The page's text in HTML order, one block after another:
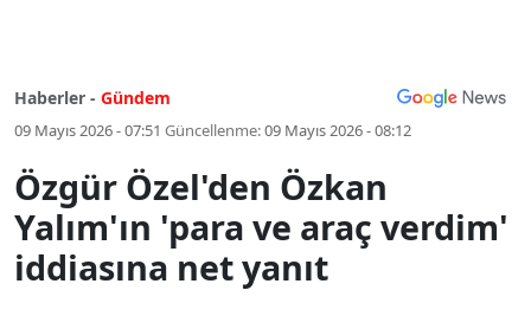
Haberler - Gündem
09 Mayıs 2026 - 07:51 Güncellenme:09 Mayıs 2026 - 08:12
Özgür Özel'den Özkan
Yalım'ın 'para ve araç verdim'
iddiasına net yanıt